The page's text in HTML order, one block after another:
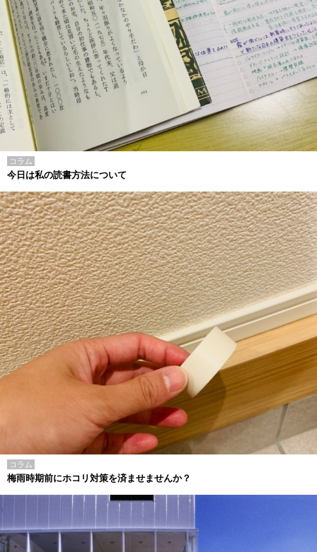
コラム
今日は私の読書方法について
コラム
梅雨時期前にホコリ対策を済ませませんか？